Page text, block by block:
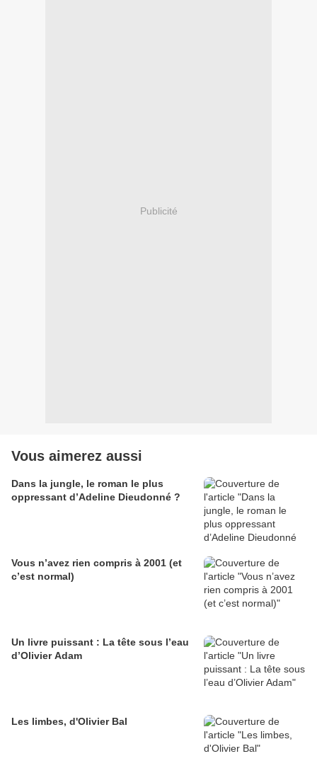
Publicité
Vous aimerez aussi
Dans la jungle, le roman le plus
oppressant d’Adeline Dieudonné ?
Vous n’avez rien compris à 2001 (et
c’est normal)
Un livre puissant : La tête sous l’eau
d’Olivier Adam
Les limbes, d'Olivier Bal